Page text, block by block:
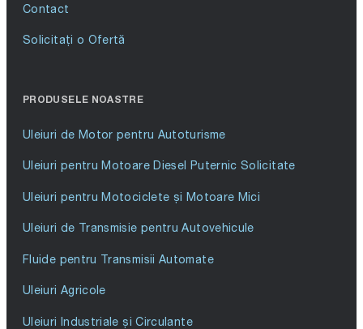
Contact
Solicitați o Ofertă
PRODUSELE NOASTRE
Uleiuri de Motor pentru Autoturisme
Uleiuri pentru Motoare Diesel Puternic Solicitate
Uleiuri pentru Motociclete și Motoare Mici
Uleiuri de Transmisie pentru Autovehicule
Fluide pentru Transmisii Automate
Uleiuri Agricole
Uleiuri Industriale și Circulante